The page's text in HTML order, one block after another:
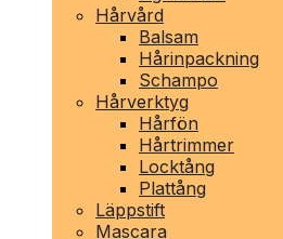
Hårvård
Balsam
Hårinpackning
Schampo
Hårverktyg
Hårfön
Hårtrimmer
Locktång
Plattång
Läppstift
Mascara